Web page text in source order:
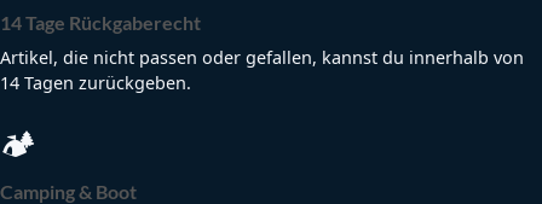
14 Tage Rückgaberecht
Artikel, die nicht passen oder gefallen, kannst du innerhalb von
14 Tagen zurückgeben.
🏕
Camping & Boot